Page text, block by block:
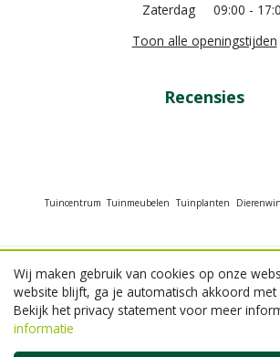
Zaterdag
09:00 -
Toon alle openingstijden
Recensies
Tuincentrum Tuinmeubelen Tuinplanten
© GroenRijk Beneden
Green Solutions
Wij maken gebruik van cookies op onze
website blijft, ga je automatisch akkoord met
Bekijk het privacy statement voor meer
informatie